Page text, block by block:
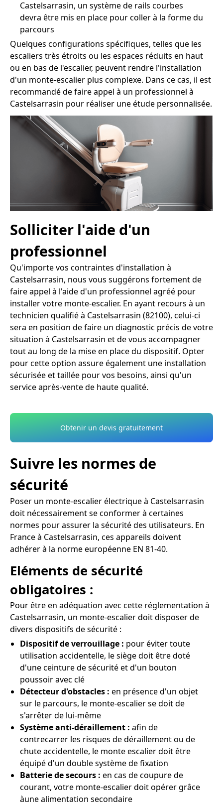
Castelsarrasin, un système de rails courbes
devra être mis en place pour coller à la forme du
parcours
Quelques configurations spécifiques, telles que les
escaliers très étroits ou les espaces réduits en haut
ou en bas de l'escalier, peuvent rendre l'installation
d'un monte-escalier plus complexe. Dans ce cas, il est
recommandé de faire appel à un professionnel à
Castelsarrasin pour réaliser une étude personnalisée.
Solliciter l'aide d'un
professionnel
Qu'importe vos contraintes d'installation à
Castelsarrasin, nous vous suggérons fortement de
faire appel à l'aide d'un professionnel agréé pour
installer votre monte-escalier. En ayant recours à un
technicien qualifié à Castelsarrasin (82100), celui-ci
sera en position de faire un diagnostic précis de votre
situation à Castelsarrasin et de vous accompagner
tout au long de la mise en place du dispositif. Opter
pour cette option assure également une installation
sécurisée et taillée pour vos besoins, ainsi qu'un
service après-vente de haute qualité.
Obtenir un devis gratuitement
Suivre les normes de
sécurité
Poser un monte-escalier électrique à Castelsarrasin
doit nécessairement se conformer à certaines
normes pour assurer la sécurité des utilisateurs. En
France à Castelsarrasin, ces appareils doivent
adhérer à la norme européenne EN 81-40.
Eléments de sécurité
obligatoires :
Pour être en adéquation avec cette réglementation à
Castelsarrasin, un monte-escalier doit disposer de
divers dispositifs de sécurité :
Dispositif de verrouillage : pour éviter toute
utilisation accidentelle, le siège doit être doté
d'une ceinture de sécurité et d'un bouton
poussoir avec clé
Détecteur d'obstacles : en présence d'un objet
sur le parcours, le monte-escalier se doit de
s'arrêter de lui-même
Système anti-déraillement : afin de
contrecarrer les risques de déraillement ou de
chute accidentelle, le monte escalier doit être
équipé d'un double système de fixation
Batterie de secours : en cas de coupure de
courant, votre monte-escalier doit opérer grâce
àune alimentation secondaire